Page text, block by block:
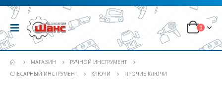
0
МАГАЗИН
РУЧНОЙ ИНСТРУМЕНТ
СЛЕСАРНЫЙ ИНСТРУМЕНТ
КЛЮЧИ ПРОЧИЕ КЛЮЧИ